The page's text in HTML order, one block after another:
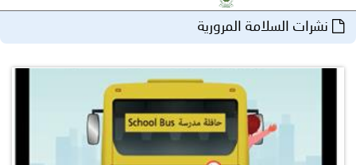
وجهود
نشرات السلامة المرورية